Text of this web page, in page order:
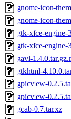
gnome-icon-
gnome-icon-
gtk-xfce-engine-
gtk-xfce-engine-
gavl-
gtkhtml-
gpicview-
gpicview-
gcab-0.7.tar.xz